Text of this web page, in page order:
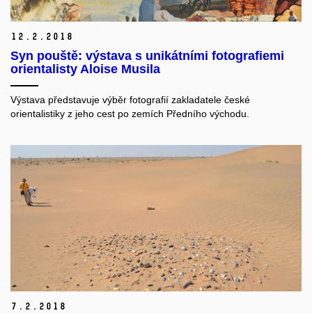
12. 2. 2018
Syn pouště: výstava s unikátními fotografiemi
orientalisty Aloise Musila
Výstava představuje výběr fotografií zakladatele české
orientalistiky z jeho cest po zemích Předního východu.
7. 2. 2018